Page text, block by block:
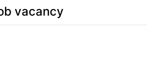
vacancy